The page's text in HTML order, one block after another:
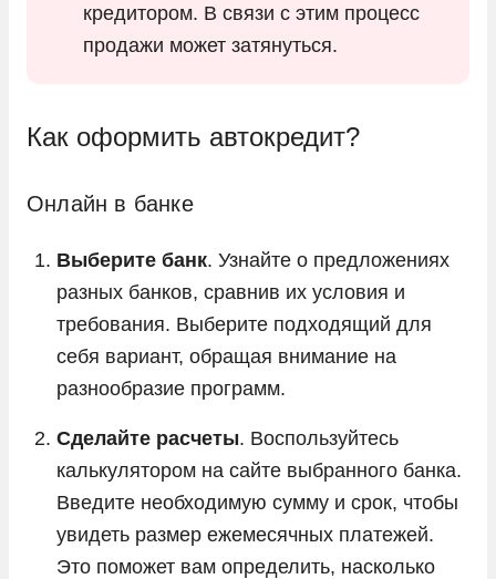
кредитором. В связи с этим процесс
продажи может затянуться.
Как оформить автокредит?
Онлайн в банке
Выберите банк. Узнайте о предложениях
разных банков, сравнив их условия и
требования. Выберите подходящий для
себя вариант, обращая внимание на
разнообразие программ.
Сделайте расчеты. Воспользуйтесь
калькулятором на сайте выбранного банка.
Введите необходимую сумму и срок, чтобы
увидеть размер ежемесячных платежей.
Это поможет вам определить, насколько